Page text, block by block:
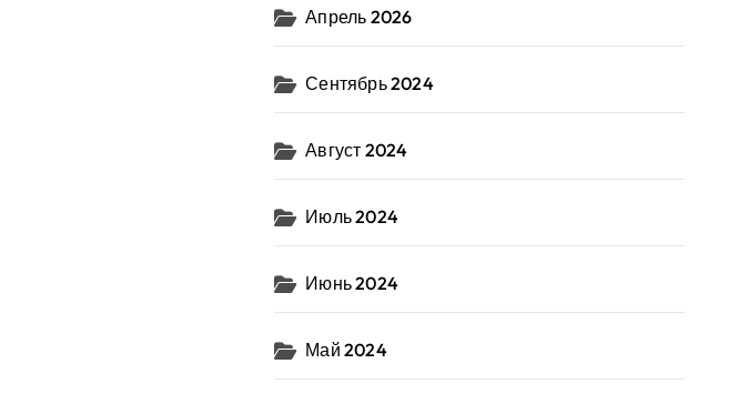
Апрель 2026
Сентябрь 2024
Август 2024
Июль 2024
Июнь 2024
Май 2024